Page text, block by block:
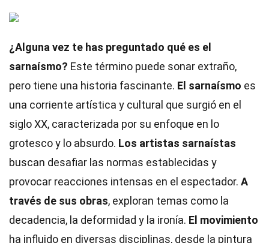
¿Alguna vez te has preguntado qué es el
sarnaísmo? Este término puede sonar extraño,
pero tiene una historia fascinante. El sarnaísmo es
una corriente artística y cultural que surgió en el
siglo XX, caracterizada por su enfoque en lo
grotesco y lo absurdo. Los artistas sarnaístas
buscan desafiar las normas establecidas y
provocar reacciones intensas en el espectador. A
través de sus obras, exploran temas como la
decadencia, la deformidad y la ironía. El movimiento
ha influido en diversas disciplinas, desde la pintura